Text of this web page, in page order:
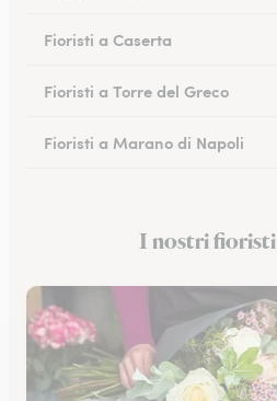
Fioristi a Caserta
Fioristi a Torre del Greco
Fioristi a Marano di Napoli
Fioristi a Castellammare di
I nostri